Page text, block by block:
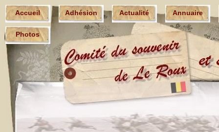
Accueil Adhésion Actualité Annuaire
Photos